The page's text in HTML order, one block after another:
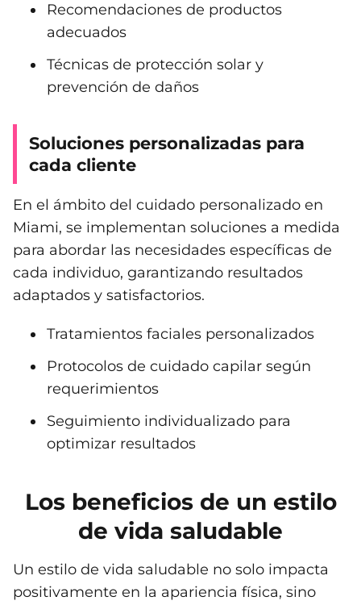
Recomendaciones de productos
adecuados
Técnicas de protección solar y
prevención de daños
Soluciones personalizadas para
cada cliente
En el ámbito del cuidado personalizado en
Miami, se implementan soluciones a medida
para abordar las necesidades específicas de
cada individuo, garantizando resultados
adaptados y satisfactorios.
Tratamientos faciales personalizados
Protocolos de cuidado capilar según
requerimientos
Seguimiento individualizado para
optimizar resultados
Los beneficios de un estilo
de vida saludable
Un estilo de vida saludable no solo impacta
positivamente en la apariencia física, sino